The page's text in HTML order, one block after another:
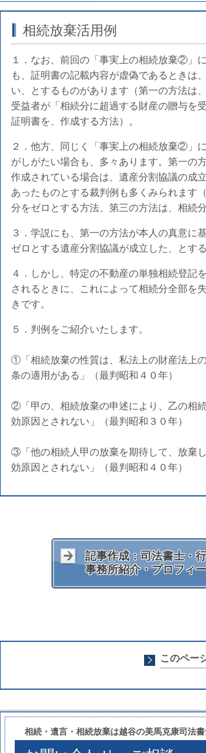
相続放棄活用例
１．なお、前回の「事実上の相続放棄②」
も、証明書の記載内容が虚偽であるときは
い、とするものがあります（第一の方法は
受益者が「相続分に超過する財産の贈与を
証明書を、作成する方法）。
２．他方、同じく「事実上の相続放棄②」
がしがたい場合も、多々あります。第一の
作成されている場合は、遺産分割協議の成
あったものとする裁判例も多くみられます
分をゼロとする方法、第三の方法は、相続
３．学説にも、第一の方法が本人の真意に
ゼロとする遺産分割協議が成立した、とす
４．しかし、特定の不動産の単独相続登記
されるときに、これによって相続分全部を
きです。
５．判例をご紹介いたします。
①「相続放棄の性質は、私法上の財産法上
条の適用がある」（最判昭和４０年）
②「甲の、相続放棄の申述により、乙の相
効原因とされない」（最判昭和３０年）
③「他の相続人甲の放棄を期待して、放棄
効原因とされない」（最判昭和４０年）
記事作成：司法書士・
事務所紹介・プロフィ
このペー
相続・遺言・相続放棄は越谷の美馬克康司法